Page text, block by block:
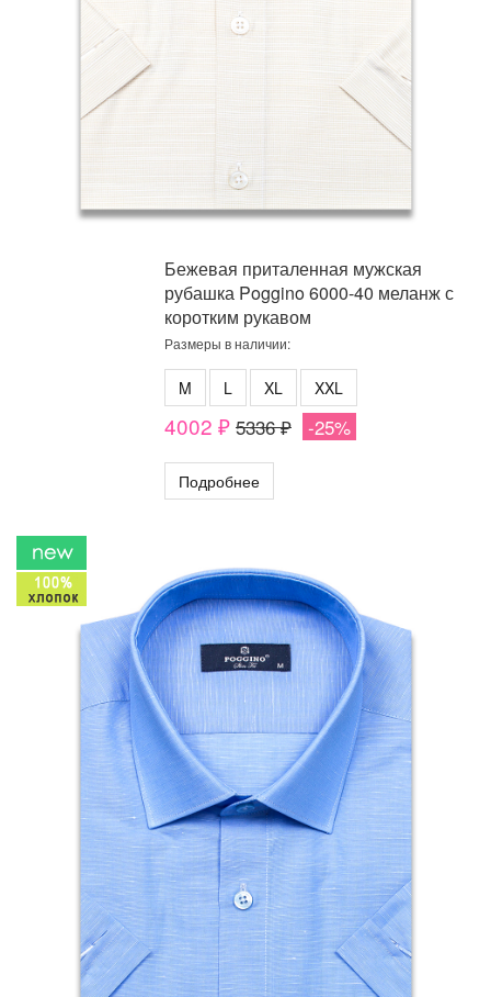
Бежевая приталенная мужская
рубашка Poggino 6000-40 меланж с
коротким рукавом
Размеры в наличии:
M L XL XXL
4002 ₽ 5336 ₽ -25%
Подробнее